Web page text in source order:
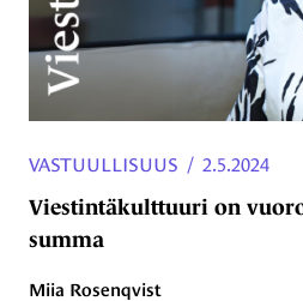
Viestintäkulttuuri on
summa
VASTUULLISUUS / 2.5.2024
Miia Rosenqvist